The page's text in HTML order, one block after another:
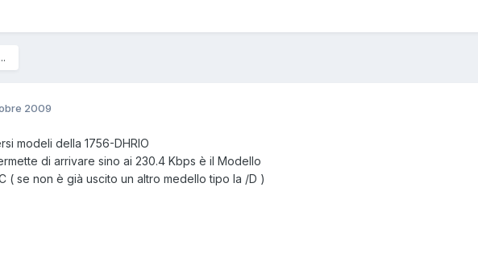
2009
modeli della 1756-DHRIO
di arrivare sino ai 230.4 Kbps è il Modello
( se non è già uscito un altro medello tipo la /D )